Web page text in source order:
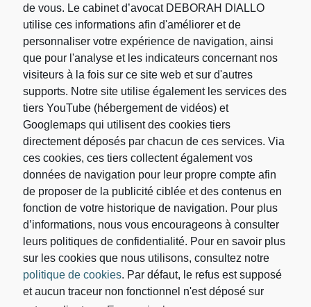
de vous. Le cabinet d’avocat DEBORAH DIALLO
utilise ces informations afin d'améliorer et de
personnaliser votre expérience de navigation, ainsi
que pour l'analyse et les indicateurs concernant nos
visiteurs à la fois sur ce site web et sur d'autres
supports. Notre site utilise également les services des
tiers YouTube (hébergement de vidéos) et
Googlemaps qui utilisent des cookies tiers
directement déposés par chacun de ces services. Via
ces cookies, ces tiers collectent également vos
données de navigation pour leur propre compte afin
de proposer de la publicité ciblée et des contenus en
fonction de votre historique de navigation. Pour plus
d’informations, nous vous encourageons à consulter
leurs politiques de confidentialité. Pour en savoir plus
sur les cookies que nous utilisons, consultez notre
politique de cookies. Par défaut, le refus est supposé
et aucun traceur non fonctionnel n'est déposé sur
Rechercher
Rechercher :
Votre adresse de messagerie est uniquement utilisée
pour vous envoyer les lettres d'information du
Cabinet d’avocat DEBORAH DIALLO. Vous pouvez
à tout moment utiliser le lien de désabonnement